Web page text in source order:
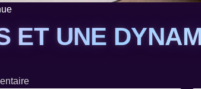
ET UNE